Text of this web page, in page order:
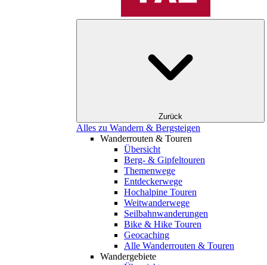
Zurück
Alles zu Wandern & Bergsteigen
Wanderrouten & Touren
Übersicht
Berg- & Gipfeltouren
Themenwege
Entdeckerwege
Hochalpine Touren
Weitwanderwege
Seilbahnwanderungen
Bike & Hike Touren
Geocaching
Alle Wanderrouten & Touren
Wandergebiete